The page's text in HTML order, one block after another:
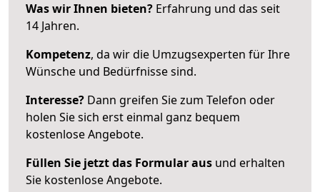
Was wir Ihnen bieten? Erfahrung und das seit
14 Jahren.
Kompetenz, da wir die Umzugsexperten für Ihre
Wünsche und Bedürfnisse sind.
Interesse? Dann greifen Sie zum Telefon oder
holen Sie sich erst einmal ganz bequem
kostenlose Angebote.
Füllen Sie jetzt das Formular aus und erhalten
Sie kostenlose Angebote.